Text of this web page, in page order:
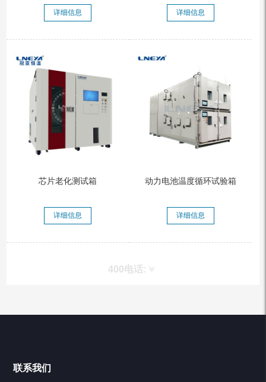
详细信息 详细信息
芯片老化测试箱
详细信息
动力电池温度循环试验箱
详细信息
400电话:
联系我们